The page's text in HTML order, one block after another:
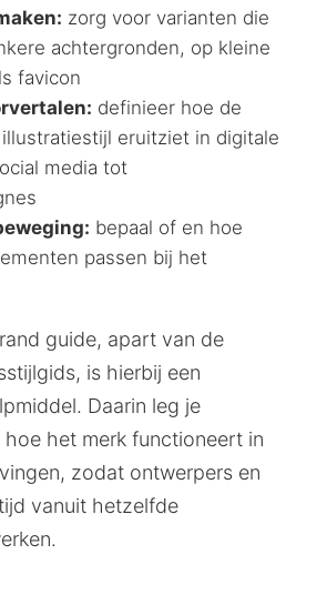
zorg voor varianten die
achtergronden, op kleine
favicon
definieer hoe de
eruitziet in digitale
media tot
bepaal of en hoe
passen bij het
guide, apart van de
is hierbij een
Daarin leg je
het merk functioneert in
zodat ontwerpers en
vanuit hetzelfde